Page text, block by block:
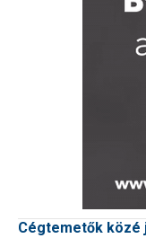
Cégtemetők közé